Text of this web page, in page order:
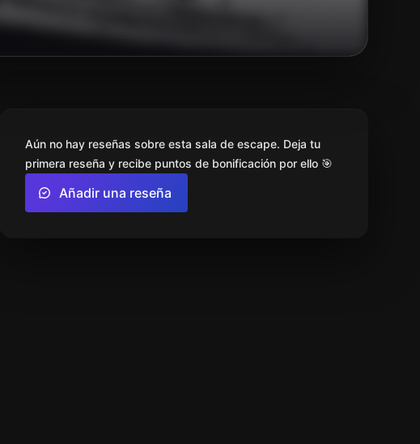
Aún no hay reseñas sobre esta sala de escape. Deja tu
primera reseña y recibe puntos de bonificación por ello 🎯
Añadir una reseña